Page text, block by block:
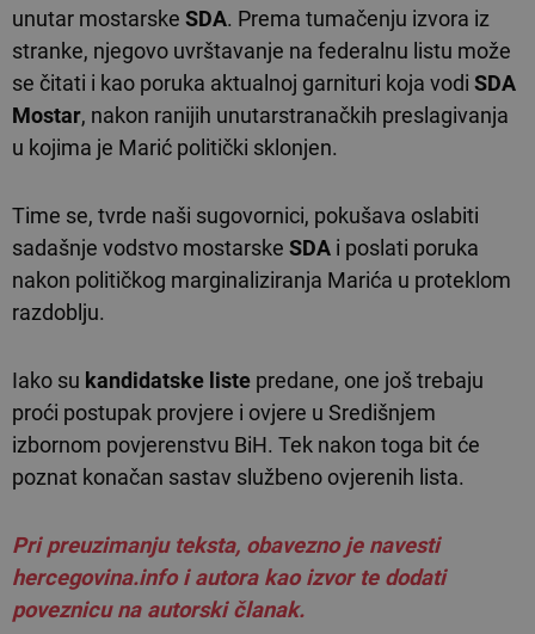
unutar mostarske SDA. Prema tumačenju izvora iz
stranke, njegovo uvrštavanje na federalnu listu može
se čitati i kao poruka aktualnoj garnituri koja vodi SDA
Mostar, nakon ranijih unutarstranačkih preslagivanja
u kojima je Marić politički sklonjen.
Time se, tvrde naši sugovornici, pokušava oslabiti
sadašnje vodstvo mostarske SDA i poslati poruka
nakon političkog marginaliziranja Marića u proteklom
razdoblju.
Iako su kandidatske liste predane, one još trebaju
proći postupak provjere i ovjere u Središnjem
izbornom povjerenstvu BiH. Tek nakon toga bit će
poznat konačan sastav službeno ovjerenih lista.
Pri preuzimanju teksta, obavezno je navesti
hercegovina.info i autora kao izvor te dodati
poveznicu na autorski članak.